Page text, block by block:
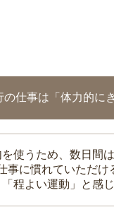
の仕事は「体力的に
使うため、数日間
事に慣れていただけ
程よい運動」と感